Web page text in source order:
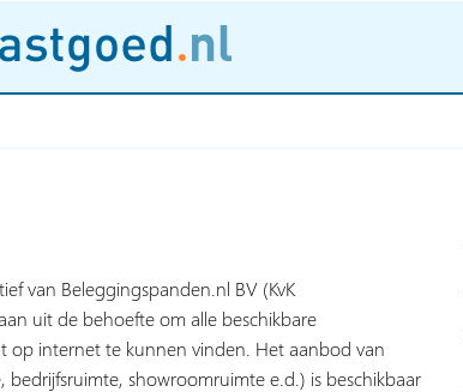
van Beleggingspanden.nl BV (KvK
uit de behoefte om alle beschikbare
op internet te kunnen vinden. Het aanbod van
showroomruimte e.d.) is beschikbaar